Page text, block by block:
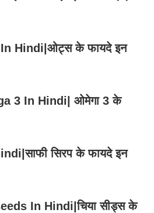
Hindi|ओट्स के फायदे इन
3 In Hindi| ओमेगा 3 के
सिरप के फायदे इन
In Hindi|चिया सीड्स के